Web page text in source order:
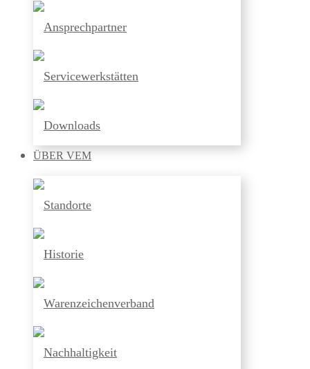
Ansprechpartner
Servicewerkstätten
Downloads
ÜBER VEM
Standorte
Historie
Warenzeichenverband
Nachhaltigkeit